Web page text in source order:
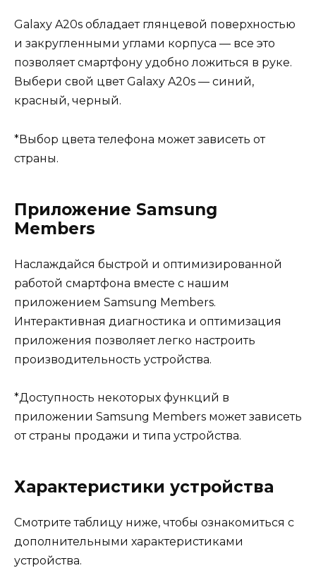
Galaxy A20s обладает глянцевой поверхностью
и закругленными углами корпуса — все это
позволяет смартфону удобно ложиться в руке.
Выбери свой цвет Galaxy A20s — синий,
красный, черный.
*Выбор цвета телефона может зависеть от
страны.
Приложение Samsung
Members
Наслаждайся быстрой и оптимизированной
работой смартфона вместе с нашим
приложением Samsung Members.
Интерактивная диагностика и оптимизация
приложения позволяет легко настроить
производительность устройства.
*Доступность некоторых функций в
приложении Samsung Members может зависеть
от страны продажи и типа устройства.
Характеристики устройства
Смотрите таблицу ниже, чтобы ознакомиться с
дополнительными характеристиками
устройства.